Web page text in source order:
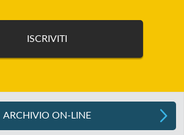
ARCHIVIO ON-LINE